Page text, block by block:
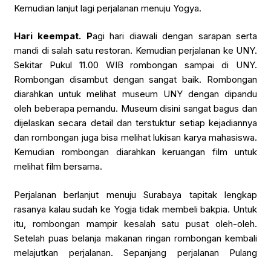
Kemudian lanjut lagi perjalanan menuju Yogya.
Hari keempat. Pagi hari diawali dengan sarapan serta
mandi di salah satu restoran. Kemudian perjalanan ke UNY.
Sekitar Pukul 11.00 WIB rombongan sampai di UNY.
Rombongan disambut dengan sangat baik. Rombongan
diarahkan untuk melihat museum UNY dengan dipandu
oleh beberapa pemandu. Museum disini sangat bagus dan
dijelaskan secara detail dan terstuktur setiap kejadiannya
dan rombongan juga bisa melihat lukisan karya mahasiswa.
Kemudian rombongan diarahkan keruangan film untuk
melihat film bersama.
Perjalanan berlanjut menuju Surabaya tapitak lengkap
rasanya kalau sudah ke Yogja tidak membeli bakpia. Untuk
itu, rombongan mampir kesalah satu pusat oleh-oleh.
Setelah puas belanja makanan ringan rombongan kembali
melajutkan perjalanan. Sepanjang perjalanan Pulang